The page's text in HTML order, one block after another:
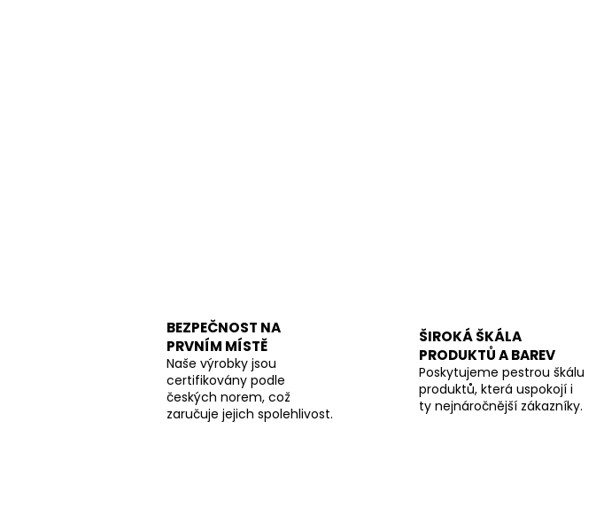
BEZPEČNOST NA
PRVNÍM MÍSTĚ
Naše výrobky jsou
certifikovány podle
českých norem, což
zaručuje jejich spolehlivost.
ŠIROKÁ ŠKÁLA
PRODUKTŮ A BAREV
Poskytujeme pestrou škálu
produktů, která uspokojí i
ty nejnáročnější zákazníky.